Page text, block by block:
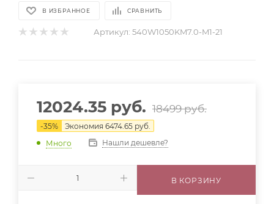
В ИЗБРАННОЕ СРАВНИТЬ
Артикул: 540W1050KM7.0-M1-21
12024.35 руб. 18499руб.
-35% Экономия 6474.65 руб.
Много
Нашли дешевле?
В КОРЗИНУ